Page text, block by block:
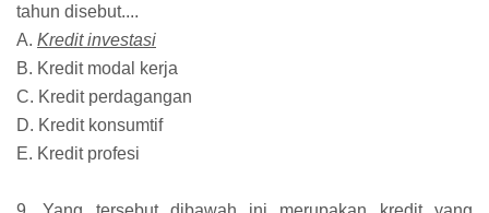
tahun disebut....
A. Kredit investasi
B. Kredit modal kerja
C. Kredit perdagangan
D. Kredit konsumtif
E. Kredit profesi